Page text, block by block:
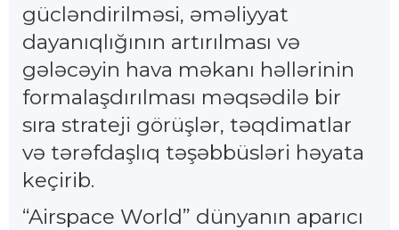
gücləndirilməsi, əməliyyat
dayanıqlığının artırılması və
gələcəyin hava məkanı həllərinin
formalaşdırılması məqsədilə bir
sıra strateji görüşlər, təqdimatlar
və tərəfdaşlıq təşəbbüsləri həyata
keçirib.
“Airspace World” dünyanın aparıcı